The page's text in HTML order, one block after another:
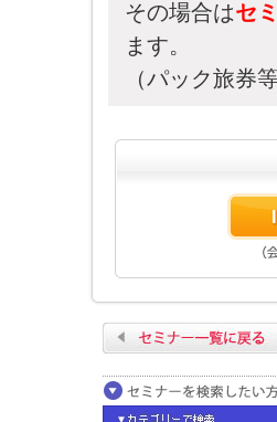
その場合はセ
ます。
（パック旅券